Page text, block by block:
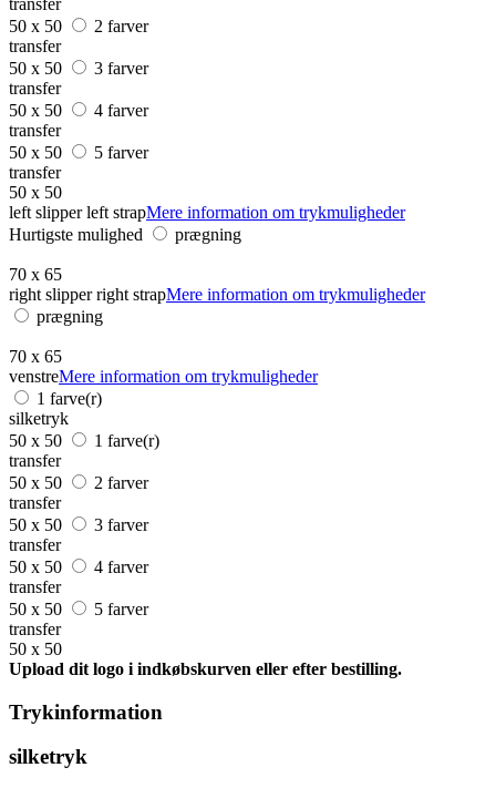
50 x 50
2 farver
transfer
50 x 50
3 farver
transfer
50 x 50
4 farver
transfer
50 x 50
5 farver
transfer
50 x 50
left slipper left strapMere information om trykmuligheder
Hurtigste mulighed
prægning
70 x 65
right slipper right strapMere information om trykmuligheder
prægning
70 x 65
venstreMere information om trykmuligheder
1 farve(r)
silketryk
50 x 50
1 farve(r)
transfer
50 x 50
2 farver
transfer
50 x 50
3 farver
transfer
50 x 50
4 farver
transfer
50 x 50
5 farver
transfer
50 x 50
Upload dit logo i indkøbskurven eller efter bestilling.
Trykinformation
silketryk